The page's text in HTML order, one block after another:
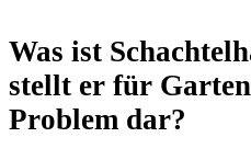
Was ist
stellt er für
Problem dar?